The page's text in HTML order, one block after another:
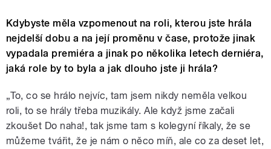
Kdybyste měla vzpomenout na roli, kterou jste hrála
nejdelší dobu a na její proměnu v čase, protože jinak
vypadala premiéra a jinak po několika letech derniéra,
jaká role by to byla a jak dlouho jste ji hrála?
„To, co se hrálo nejvíc, tam jsem nikdy neměla velkou
roli, to se hrály třeba muzikály. Ale když jsme začali
zkoušet Do naha!, tak jsme tam s kolegyní říkaly, že se
můžeme tvářit, že je nám o něco míň, ale co za deset let,